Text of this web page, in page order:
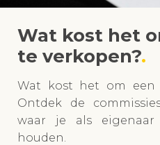
Wat kost het
te verkopen?
Wat kost het om een
Ontdek de
waar je als
houden.